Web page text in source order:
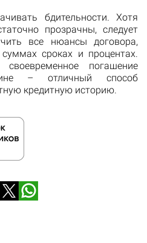
бдительности. Хотя
прозрачны, следует
все нюансы договора,
сроках и процентах.
погашение
– отличный способ
кредитную историю.